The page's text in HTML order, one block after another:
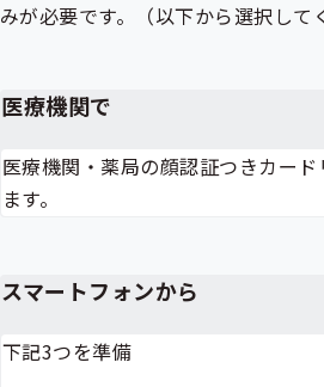
みが必要です。（以下から選択して
医療機関で
医療機関・薬局の顔認証つきカー
ます。
スマートフォンから
下記3つを準備